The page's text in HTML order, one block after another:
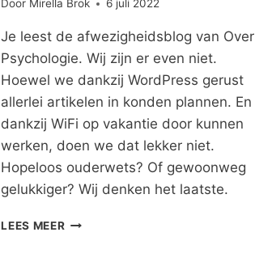
Door Mirella Brok 6 juli 2022
Je leest de afwezigheidsblog van Over
Psychologie. Wij zijn er even niet.
Hoewel we dankzij WordPress gerust
allerlei artikelen in konden plannen. En
dankzij WiFi op vakantie door kunnen
werken, doen we dat lekker niet.
Hopeloos ouderwets? Of gewoonweg
gelukkiger? Wij denken het laatste.
LEES MEERLANGZAAMAAN